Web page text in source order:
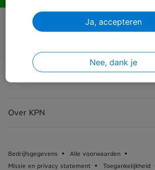
Inloggen
Wachtwoord vergeten?
Over KPN
Bedrijfsgegevens
Alle voorwaarden
Missie en privacy statement
Toegankelijkheid
Ja, accepteren
Nee, dank je